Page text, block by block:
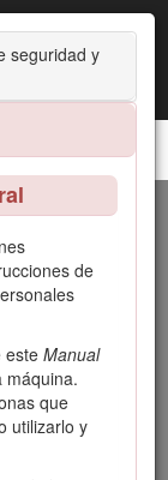
seguridad y
de
este Manual
que
utilizarlo y
para el
de personas y
diferente a
para otras
a utilizar
evitar
de